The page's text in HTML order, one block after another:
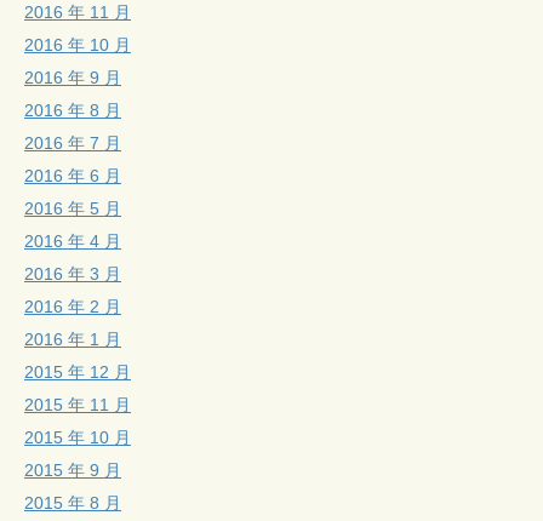
2016 年 11 月
2016 年 10 月
2016 年 9 月
2016 年 8 月
2016 年 7 月
2016 年 6 月
2016 年 5 月
2016 年 4 月
2016 年 3 月
2016 年 2 月
2016 年 1 月
2015 年 12 月
2015 年 11 月
2015 年 10 月
2015 年 9 月
2015 年 8 月